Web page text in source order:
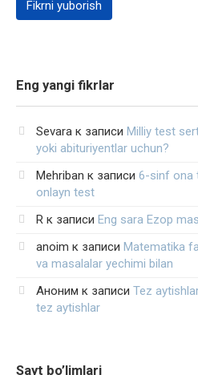
Eng yangi fikrlar
Sevara к записи Milliy test
yoki abituriyentlar uchun?
Mehriban к записи 6-sinf ona
onlayn test
R к записи Eng sara Ezop
anoim к записи Matematika
va masalalar yechimi bilan
Аноним к записи Tez
tez aytishlar
Sayt bo’limlari